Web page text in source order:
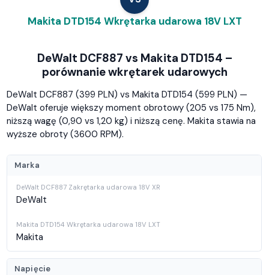
Makita DTD154 Wkrętarka udarowa 18V LXT
DeWalt DCF887 vs Makita DTD154 –
porównanie wkrętarek udarowych
DeWalt DCF887 (399 PLN) vs Makita DTD154 (599 PLN) —
DeWalt oferuje większy moment obrotowy (205 vs 175 Nm),
niższą wagę (0,90 vs 1,20 kg) i niższą cenę. Makita stawia na
wyższe obroty (3600 RPM).
Marka
DeWalt
Makita
Napięcie